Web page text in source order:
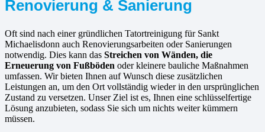
Renovierung & Sanierung
Oft sind nach einer gründlichen Tatortreinigung für Sankt
Michaelisdonn auch Renovierungsarbeiten oder Sanierungen
notwendig. Dies kann das Streichen von Wänden, die
Erneuerung von Fußböden oder kleinere bauliche Maßnahmen
umfassen. Wir bieten Ihnen auf Wunsch diese zusätzlichen
Leistungen an, um den Ort vollständig wieder in den ursprünglichen
Zustand zu versetzen. Unser Ziel ist es, Ihnen eine schlüsselfertige
Lösung anzubieten, sodass Sie sich um nichts weiter kümmern
müssen.